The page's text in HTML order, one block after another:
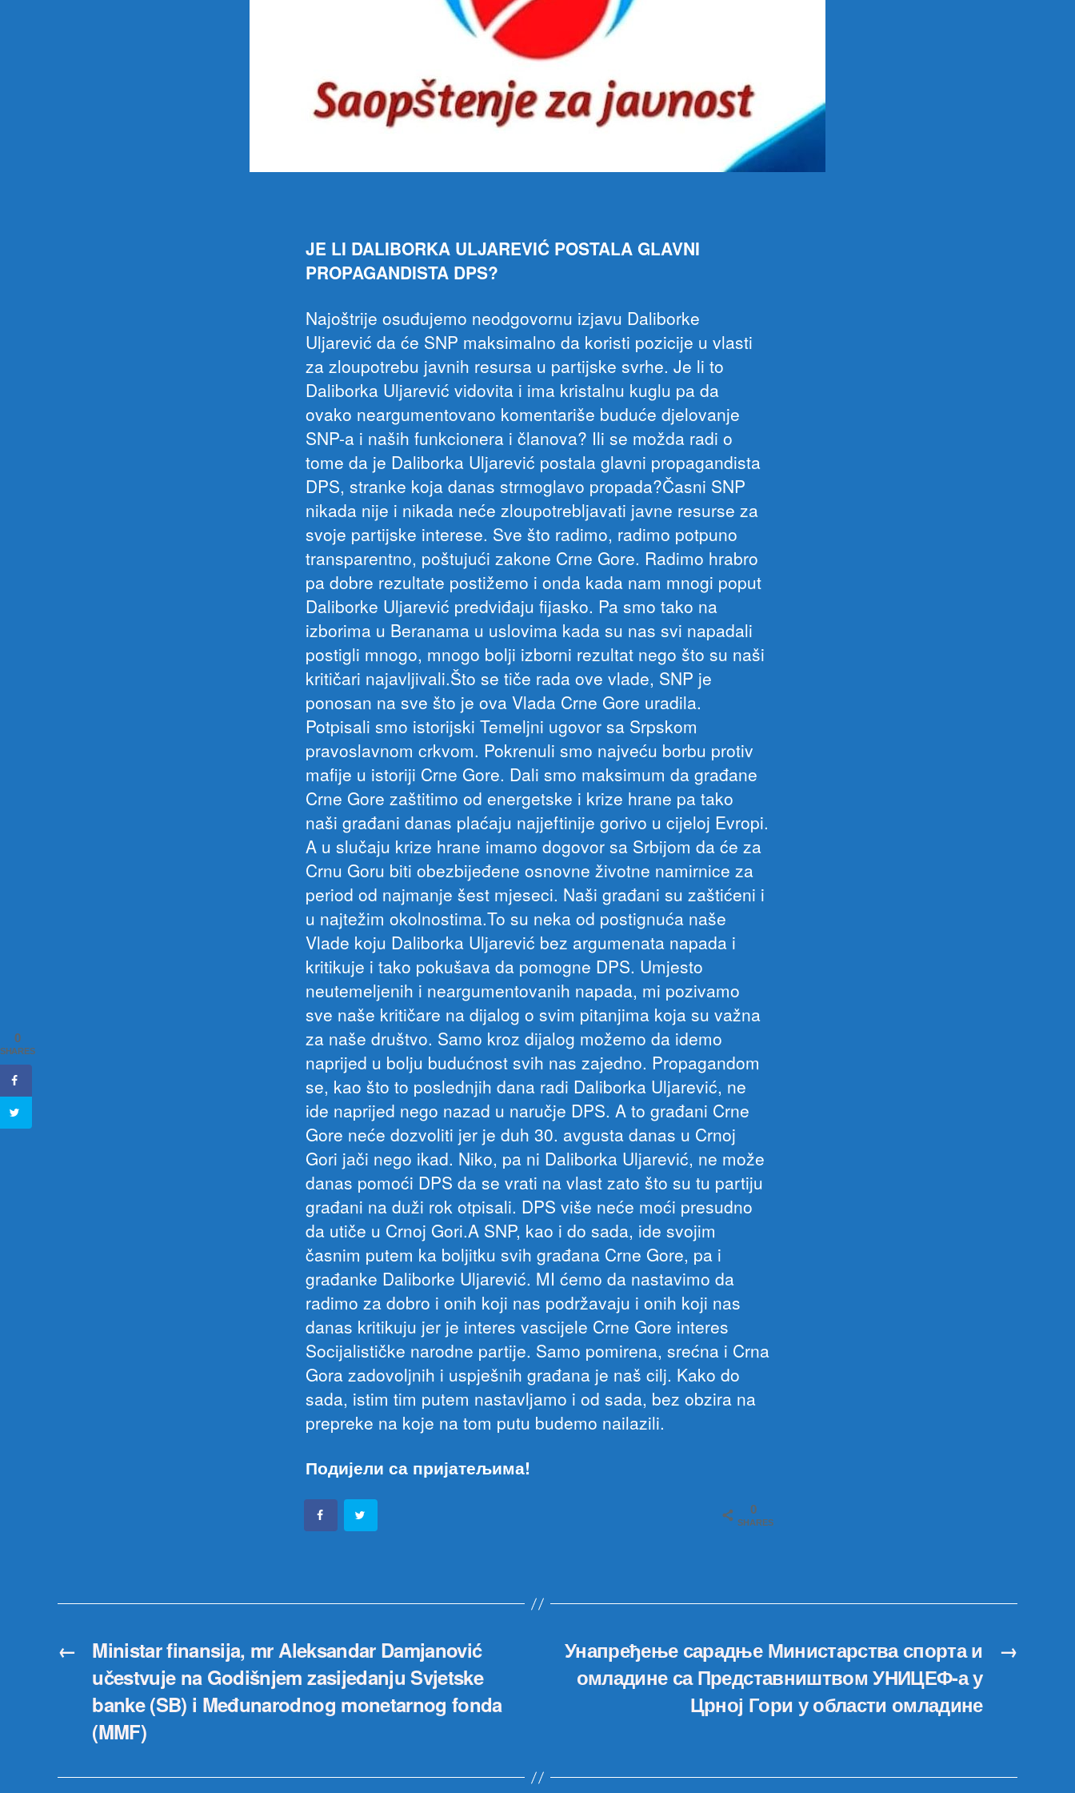
JE LI DALIBORKA ULJAREVIĆ POSTALA GLAVNI
PROPAGANDISTA DPS?
Najoštrije osuđujemo neodgovornu izjavu Daliborke
Uljarević da će SNP maksimalno da koristi pozicije u vlasti
za zloupotrebu javnih resursa u partijske svrhe. Je li to
Daliborka Uljarević vidovita i ima kristalnu kuglu pa da
ovako neargumentovano komentariše buduće djelovanje
SNP-a i naših funkcionera i članova? Ili se možda radi o
tome da je Daliborka Uljarević postala glavni propagandista
DPS, stranke koja danas strmoglavo propada?Časni SNP
nikada nije i nikada neće zloupotrebljavati javne resurse za
svoje partijske interese. Sve što radimo, radimo potpuno
transparentno, poštujući zakone Crne Gore. Radimo hrabro
pa dobre rezultate postižemo i onda kada nam mnogi poput
Daliborke Uljarević predviđaju fijasko. Pa smo tako na
izborima u Beranama u uslovima kada su nas svi napadali
postigli mnogo, mnogo bolji izborni rezultat nego što su naši
kritičari najavljivali.Što se tiče rada ove vlade, SNP je
ponosan na sve što je ova Vlada Crne Gore uradila.
Potpisali smo istorijski Temeljni ugovor sa Srpskom
pravoslavnom crkvom. Pokrenuli smo najveću borbu protiv
mafije u istoriji Crne Gore. Dali smo maksimum da građane
Crne Gore zaštitimo od energetske i krize hrane pa tako
naši građani danas plaćaju najjeftinije gorivo u cijeloj Evropi.
A u slučaju krize hrane imamo dogovor sa Srbijom da će za
Crnu Goru biti obezbijeđene osnovne životne namirnice za
period od najmanje šest mjeseci. Naši građani su zaštićeni i
u najtežim okolnostima.To su neka od postignuća naše
Vlade koju Daliborka Uljarević bez argumenata napada i
kritikuje i tako pokušava da pomogne DPS. Umjesto
neutemeljenih i neargumentovanih napada, mi pozivamo
sve naše kritičare na dijalog o svim pitanjima koja su važna
za naše društvo. Samo kroz dijalog možemo da idemo
naprijed u bolju budućnost svih nas zajedno. Propagandom
se, kao što to poslednjih dana radi Daliborka Uljarević, ne
ide naprijed nego nazad u naručje DPS. A to građani Crne
Gore neće dozvoliti jer je duh 30. avgusta danas u Crnoj
Gori jači nego ikad. Niko, pa ni Daliborka Uljarević, ne može
danas pomoći DPS da se vrati na vlast zato što su tu partiju
građani na duži rok otpisali. DPS više neće moći presudno
da utiče u Crnoj Gori.A SNP, kao i do sada, ide svojim
časnim putem ka boljitku svih građana Crne Gore, pa i
građanke Daliborke Uljarević. MI ćemo da nastavimo da
radimo za dobro i onih koji nas podržavaju i onih koji nas
danas kritikuju jer je interes vascijele Crne Gore interes
Socijalističke narodne partije. Samo pomirena, srećna i Crna
Gora zadovoljnih i uspješnih građana je naš cilj. Kako do
sada, istim tim putem nastavljamo i od sada, bez obzira na
prepreke na koje na tom putu budemo nailazili.
Подијели са пријатељима!
0
SHARES
←
Ministar finansija, mr Aleksandar Damjanović
učestvuje na Godišnjem zasijedanju Svjetske
banke (SB) i Međunarodnog monetarnog fonda
(MMF)
→
Унапређење сарадње Министарства спорта и
омладине са Представништвом УНИЦЕФ-а у
Црној Гори у области омладине
0
SHARES